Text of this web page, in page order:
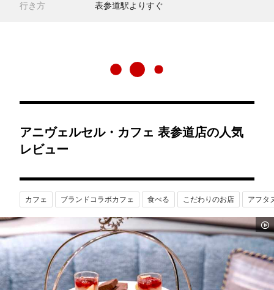
行き方
表参道駅よりすぐ
アニヴェルセル・カフェ 表参道店の人気
レビュー
カフェ ブランドコラボカフェ 食べる こだわりのお店 アフタ